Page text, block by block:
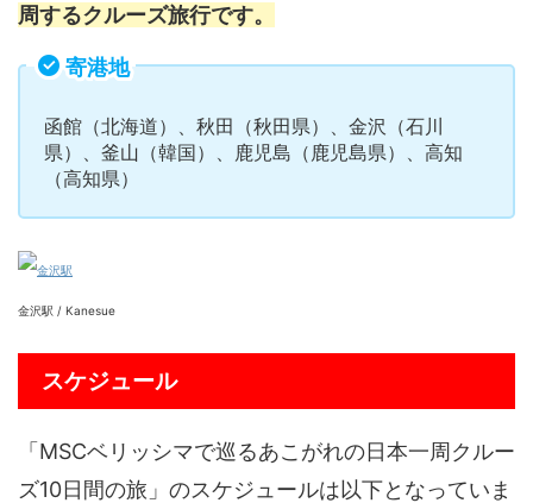
周するクルーズ旅行です。
寄港地
函館（北海道）、秋田（秋田県）、金沢（石川
県）、釜山（韓国）、鹿児島（鹿児島県）、高知
（高知県）
金沢駅 / Kanesue
スケジュール
「MSCベリッシマで巡るあこがれの日本一周クルー
ズ10日間の旅」のスケジュールは以下となっていま